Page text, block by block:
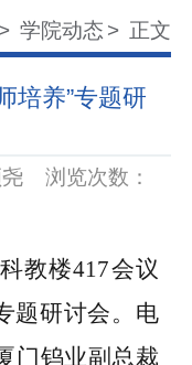
> 学院动态 > 正文
培养”专题研
浏览次数：
教楼417会议
题研讨会。电
门钨业副总裁